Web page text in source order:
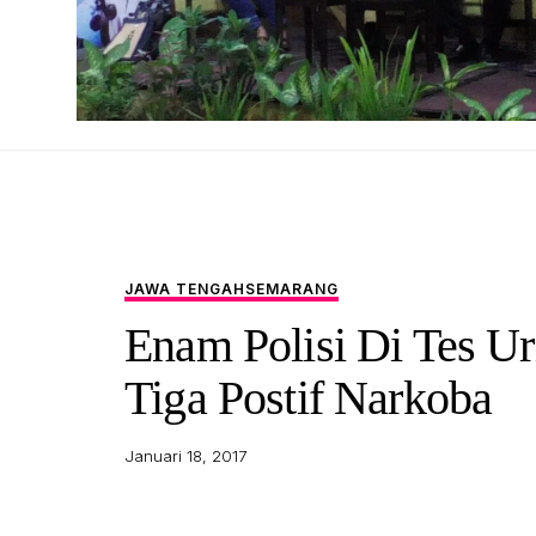
JAWA TENGAH SEMARANG
Enam Polisi Di Tes
Tiga Postif Narkoba
Januari 18, 2017